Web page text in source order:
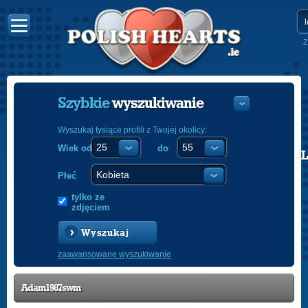
POLISH
Szybkiewyszukiwanie
Wyszukaj tysiące profili z Twojej okolicy:
Wiek od do
Płeć
tylko ze
zdjęciem
Wyszukaj
zaawansowane wyszukiwanie
Adam1987swm